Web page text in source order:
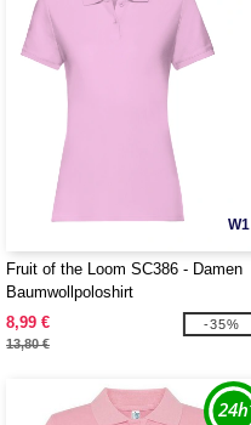
W1
Fruit of the Loom SC386 - Damen
Baumwollpoloshirt
8,99 €
13,80 €
-35%